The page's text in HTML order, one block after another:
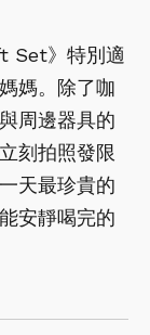
Set》特別適
媽。除了咖
周邊器具的
刻拍照發限
天最珍貴的
安靜喝完的